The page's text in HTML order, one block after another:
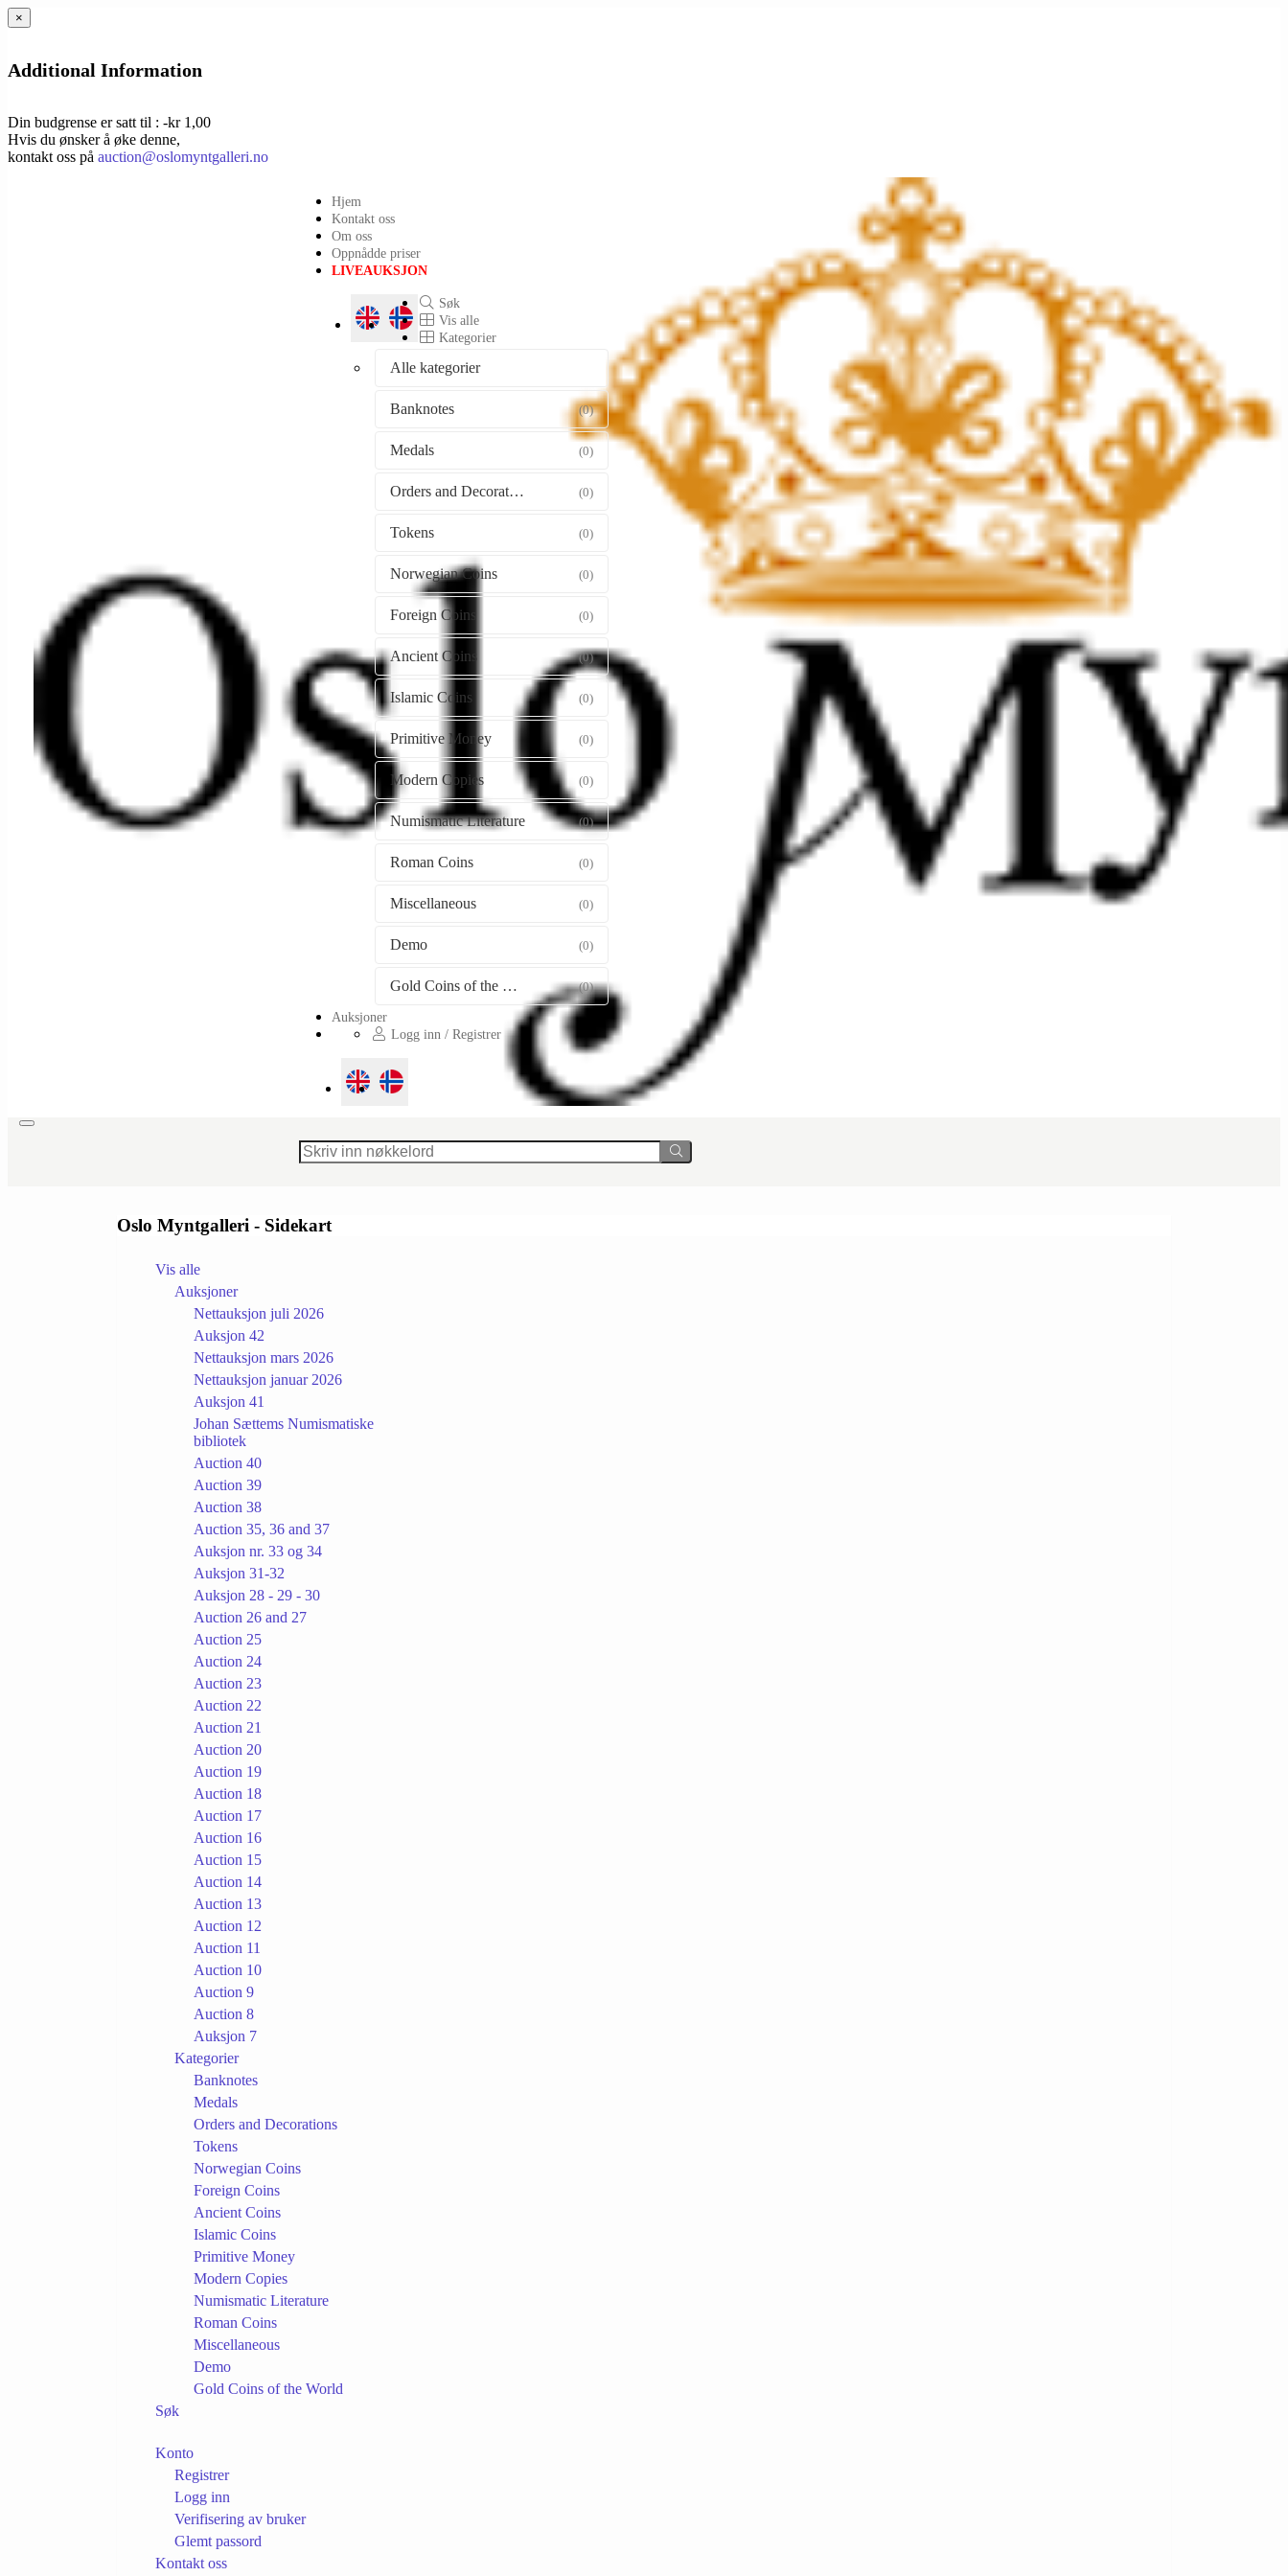
×
Additional Information
Din budgrense er satt til : -kr 1,00
Hvis du ønsker å øke denne,
kontakt oss på auction@oslomyntgalleri.no
Toggle
Hjem
Kontakt oss
Om oss
Oppnådde priser
LIVEAUKSJON
Søk
Vis alle
Kategorier
Alle kategorier
Banknotes (0)
Medals (0)
Orders and Decorations (0)
Tokens (0)
Norwegian Coins (0)
Foreign Coins (0)
Ancient Coins (0)
Islamic Coins (0)
Primitive Money (0)
Modern Copies (0)
Numismatic Literature (0)
Roman Coins (0)
Miscellaneous (0)
Demo (0)
Gold Coins of the World (0)
Auksjoner
Logg inn / Registrer
Oslo Myntgalleri - Sidekart
Vis alle
Auksjoner
Nettauksjon juli 2026
Auksjon 42
Nettauksjon mars 2026
Nettauksjon januar 2026
Auksjon 41
Johan Sættems Numismatiske
bibliotek
Auction 40
Auction 39
Auction 38
Auction 35, 36 and 37
Auksjon nr. 33 og 34
Auksjon 31-32
Auksjon 28 - 29 - 30
Auction 26 and 27
Auction 25
Auction 24
Auction 23
Auction 22
Auction 21
Auction 20
Auction 19
Auction 18
Auction 17
Auction 16
Auction 15
Auction 14
Auction 13
Auction 12
Auction 11
Auction 10
Auction 9
Auction 8
Auksjon 7
Kategorier
Banknotes
Medals
Orders and Decorations
Tokens
Norwegian Coins
Foreign Coins
Ancient Coins
Islamic Coins
Primitive Money
Modern Copies
Numismatic Literature
Roman Coins
Miscellaneous
Demo
Gold Coins of the World
Søk
Konto
Registrer
Logg inn
Verifisering av bruker
Glemt passord
Kontakt oss